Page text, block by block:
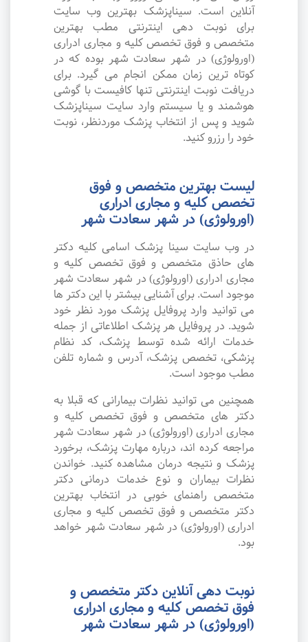
آنلاین است. سیناپزشک بهترین وب سایت
برای نوبت دهی اینترنتی مطب بهترین
متخصص و فوق تخصص کلیه و مجاری ادراری
(اورولوژی) در شهر سعادت شهر بوده که در
کوتاه ترین زمان ممکن انجام می گیرد. برای
دریافت نوبت اینترنتی تنها کافیست با گوشی
هوشمند و یا سیستم وارد سایت سیناپزشک
شوید و پس از انتخاب پزشک موردنظر، نوبت
خود را رزرو کنید.
لیست بهترین متخصص و فوق
تخصص کلیه و مجاری ادراری
(اورولوژی) در شهر سعادت شهر
در وب سایت سینا پزشک اسامی کلیه دکتر
های حاذق متخصص و فوق تخصص کلیه و
مجاری ادراری (اورولوژی) در شهر سعادت شهر
موجود است. برای آشنایی بیشتر با این دکتر ها
می توانید وارد پروفایل پزشک مورد نظر خود
شوید. در پروفایل هر پزشک اطلاعاتی از جمله
خدمات ارائه شده توسط پزشک، کد نظام
پزشکی، تخصص پزشک، آدرس و شماره تلفن
مطب موجود است.
همچنین می توانید نظرات بیمارانی که قبلا به
دکتر های متخصص و فوق تخصص کلیه و
مجاری ادراری (اورولوژی) در شهر سعادت شهر
مراجعه کرده اند، درباره مهارت پزشک، برخورد
پزشک و نتیجه درمان مشاهده کنید. خواندن
نظرات بیماران و نوع خدمات درمانی دکتر
متخصص راهنمای خوبی در انتخاب بهترین
دکتر متخصص و فوق تخصص کلیه و مجاری
ادراری (اورولوژی) در شهر سعادت شهر خواهد
بود.
نوبت دهی آنلاین دکتر متخصص و
فوق تخصص کلیه و مجاری ادراری
(اورولوژی) در شهر سعادت شهر